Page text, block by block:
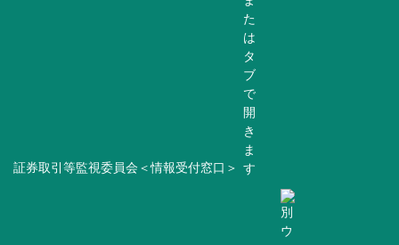
証券取引等監視委員会＜情報受付窓口＞